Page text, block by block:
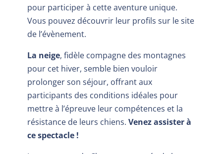
pour participer à cette aventure unique.
Vous pouvez découvrir leur profils sur le site
de l’évènement.
La neige, fidèle compagne des montagnes
pour cet hiver, semble bien vouloir
prolonger son séjour, offrant aux
participants des conditions idéales pour
mettre à l’épreuve leur compétences et la
résistance de leurs chiens. Venez assister à
ce spectacle !